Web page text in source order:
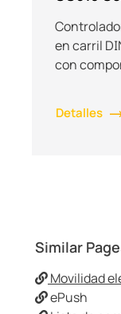
en carril
con
Detalles
Similar
Movilidad
ePush